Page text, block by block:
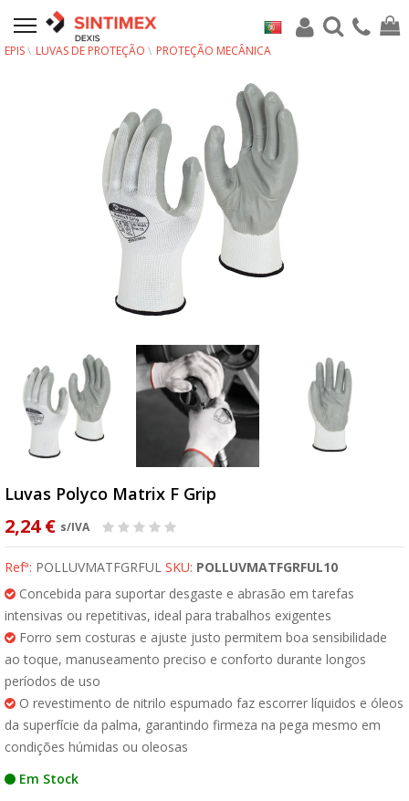
EPIS LUVAS DE PROTEÇÃO PROTEÇÃO MECÂNICA
Luvas Polyco Matrix F Grip
2,24 € s/IVA
Refª: POLLUVMATFGRFUL SKU: POLLUVMATFGRFUL10
Concebida para suportar desgaste e abrasão em tarefas
intensivas ou repetitivas, ideal para trabalhos exigentes
Forro sem costuras e ajuste justo permitem boa sensibilidade
ao toque, manuseamento preciso e conforto durante longos
períodos de uso
O revestimento de nitrilo espumado faz escorrer líquidos e óleos
da superfície da palma, garantindo firmeza na pega mesmo em
condições húmidas ou oleosas
Em Stock